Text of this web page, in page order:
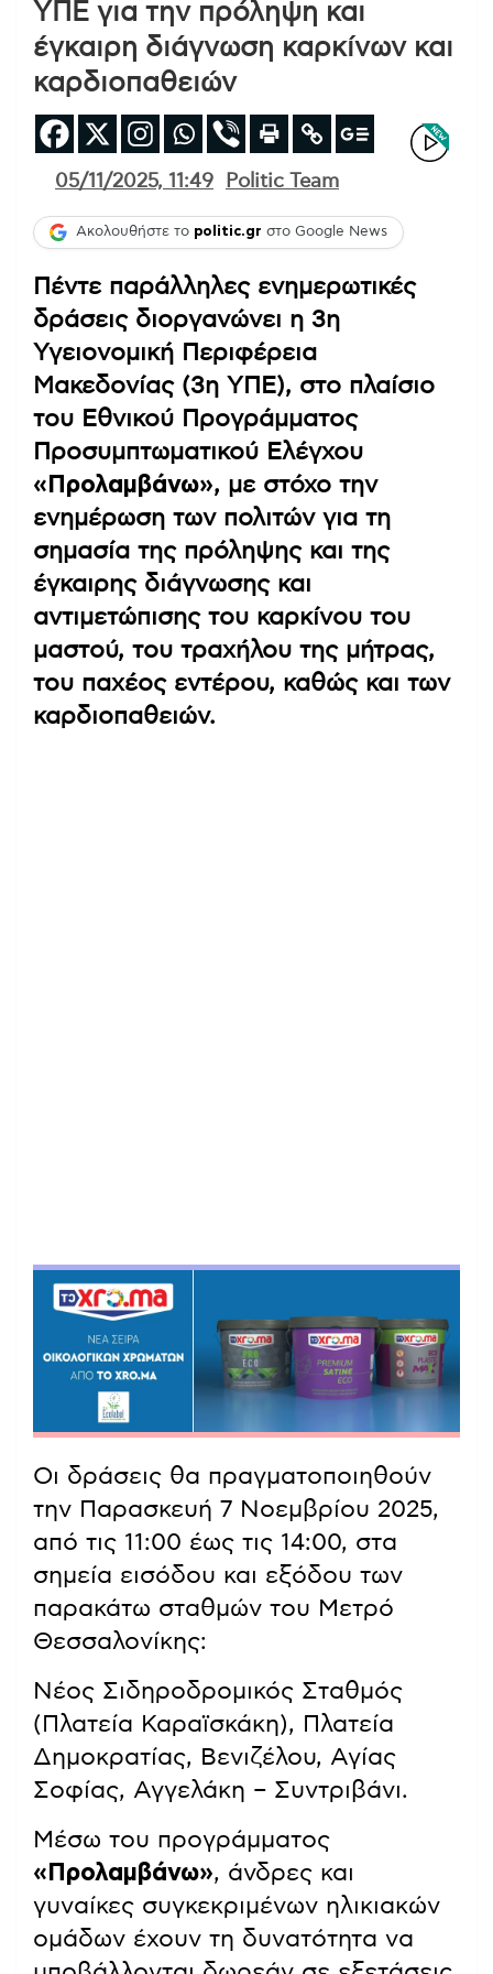
ΥΠΕ για την πρόληψη και
έγκαιρη διάγνωση καρκίνων και
καρδιοπαθειών
05/11/2025, 11:49 Politic Team
Ακολουθήστε το politic.gr στο Google News
Πέντε παράλληλες ενημερωτικές
δράσεις διοργανώνει η 3η
Υγειονομική Περιφέρεια
Μακεδονίας (3η ΥΠΕ), στο πλαίσιο
του Εθνικού Προγράμματος
Προσυμπτωματικού Ελέγχου
«Προλαμβάνω», με στόχο την
ενημέρωση των πολιτών για τη
σημασία της πρόληψης και της
έγκαιρης διάγνωσης και
αντιμετώπισης του καρκίνου του
μαστού, του τραχήλου της μήτρας,
του παχέος εντέρου, καθώς και των
καρδιοπαθειών.
Οι δράσεις θα πραγματοποιηθούν
την Παρασκευή 7 Νοεμβρίου 2025,
από τις 11:00 έως τις 14:00, στα
σημεία εισόδου και εξόδου των
παρακάτω σταθμών του Μετρό
Θεσσαλονίκης:
Νέος Σιδηροδρομικός Σταθμός
(Πλατεία Καραϊσκάκη), Πλατεία
Δημοκρατίας, Βενιζέλου, Αγίας
Σοφίας, Αγγελάκη – Συντριβάνι.
Μέσω του προγράμματος
«Προλαμβάνω», άνδρες και
γυναίκες συγκεκριμένων ηλικιακών
ομάδων έχουν τη δυνατότητα να